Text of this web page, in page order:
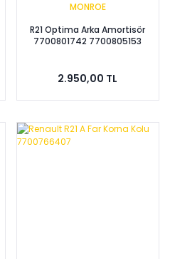
MONROE
R21 Optima Arka Amortisör
7700801742 7700805153
2.950,00 TL